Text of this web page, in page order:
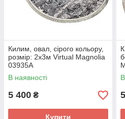
Килим, овал, сірого кольору,
розмір: 2x3м Virtual Magnolia
03935A
В наявності
5 400 ₴
Купити